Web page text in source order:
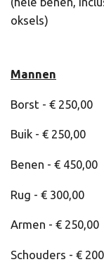
oksels)
Mannen
Borst - € 250,00
Buik - € 250,00
Benen - € 450,00
Rug - € 300,00
Armen - € 250,00
Schouders - €